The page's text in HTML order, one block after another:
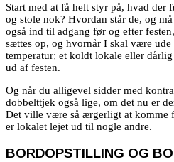
Start med at få helt styr på, hvad der
og stole nok? Hvordan står de, og
også ind til adgang før og efter
sættes op, og hvornår I skal være
temperatur; et koldt lokale eller
ud af festen.
Og når du alligevel sidder med
dobbelttjek også lige, om det nu er
Det ville være så ærgerligt at komme
er lokalet lejet ud til nogle andre.
BORDOPSTILLING OG